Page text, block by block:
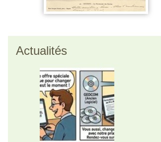
Actualités